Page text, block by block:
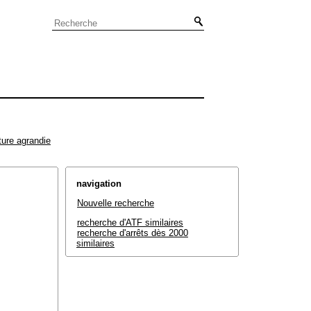
agrandie
navigation
Nouvelle recherche
recherche d'ATF similaires
recherche d'arrêts dès 2000
similaires